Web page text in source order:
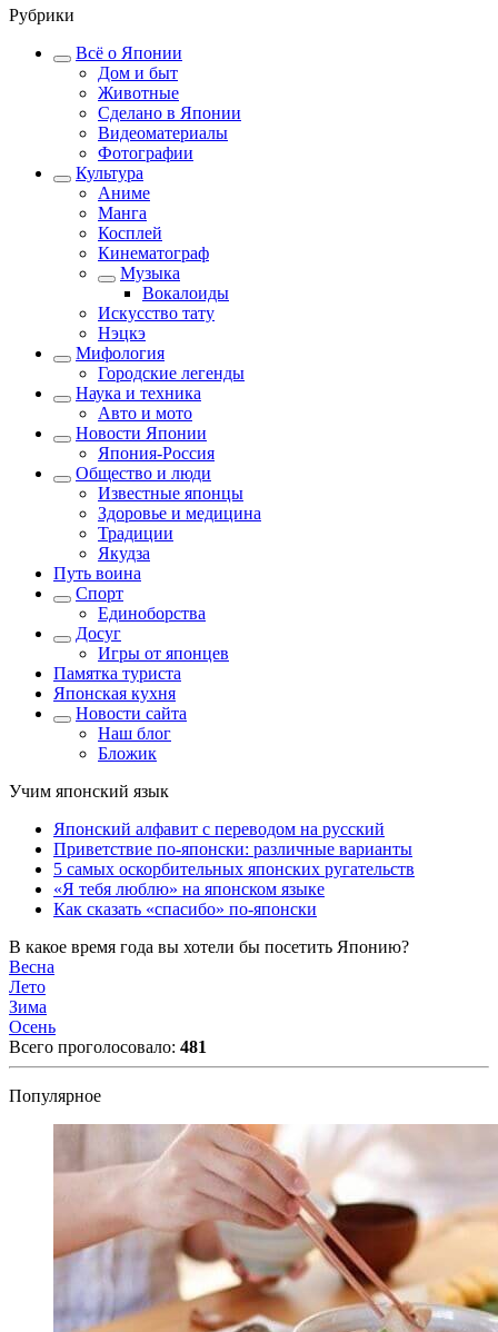
Рубрики
Всё о Японии
Дом и быт
Животные
Сделано в Японии
Видеоматериалы
Фотографии
Культура
Аниме
Манга
Косплей
Кинематограф
Музыка
Вокалоиды
Искусство тату
Нэцкэ
Мифология
Городские легенды
Наука и техника
Авто и мото
Новости Японии
Япония-Россия
Общество и люди
Известные японцы
Здоровье и медицина
Традиции
Якудза
Путь воина
Спорт
Единоборства
Досуг
Игры от японцев
Памятка туриста
Японская кухня
Новости сайта
Наш блог
Бложик
Учим японский язык
Японский алфавит с переводом на русский
Приветствие по-японски: различные варианты
5 самых оскорбительных японских ругательств
«Я тебя люблю» на японском языке
Как сказать «спасибо» по-японски
В какое время года вы хотели бы посетить Японию?
Весна
Лето
Зима
Осень
Всего проголосовало: 481
Популярное